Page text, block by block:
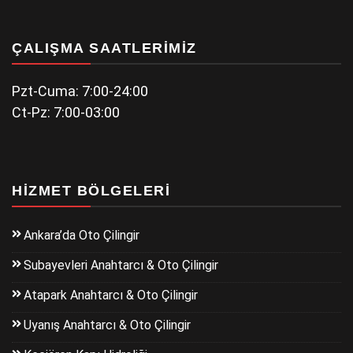
ÇALIŞMA SAATLERIMIZ
Pzt-Cuma: 7:00-24:00
Ct-Pz: 7:00-03:00
HIZMET BÖLGELERI
Ankara’da Oto Çilingir
Subayevleri Anahtarcı & Oto Çilingir
Atapark Anahtarcı & Oto Çilingir
Uyanış Anahtarcı & Oto Çilingir